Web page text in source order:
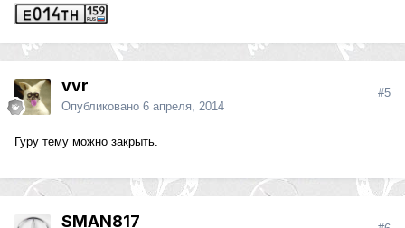
vvr
Опубликовано 6 апреля, 2014
#5
Гуру тему можно закрыть.
SMAN817